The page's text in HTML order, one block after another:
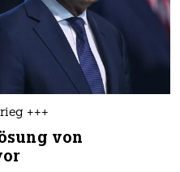
+++
von